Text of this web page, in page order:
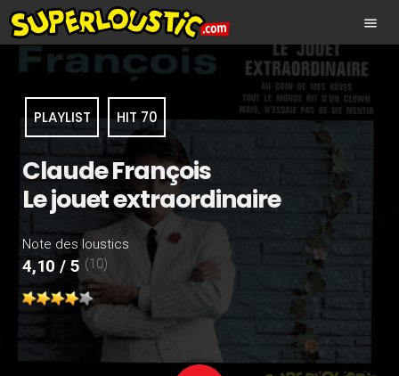
menu
PLAYLIST HIT 70
Claude François
Le jouet extraordinaire
Note des loustics
4,10 / 5 (10)